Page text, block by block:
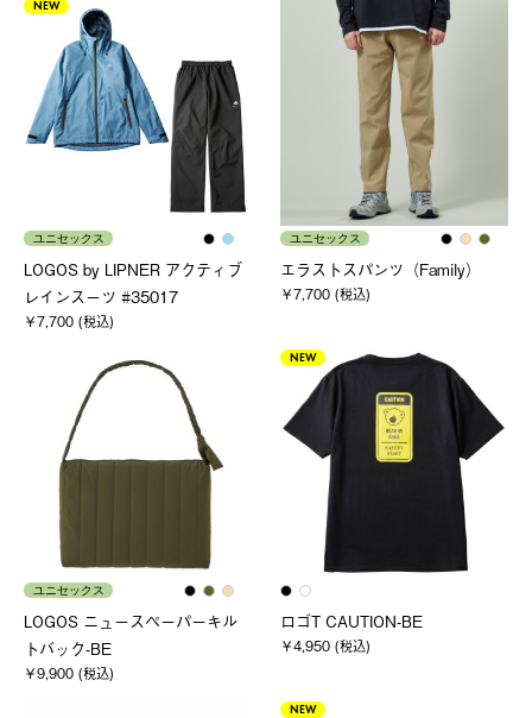
NEW
ユニセックス
LOGOS by LIPNER アクティブ
レインスーツ #35017
￥7,700 (税込)
ユニセックス
エラストスパンツ（Family）
￥7,700 (税込)
ユニセックス
LOGOS ニュースペーパーキル
トバック-BE
￥9,900 (税込)
NEW
ロゴT CAUTION-BE
￥4,950 (税込)
NEW